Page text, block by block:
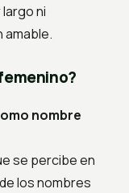
ni
amable.
nombre
se percibe en
los nombres